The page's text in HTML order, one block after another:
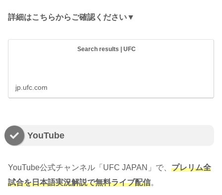
詳細はこちらからご確認ください▼
Search results | UFC
jp.ufc.com
YouTube
YouTube公式チャンネル「UFC JAPAN」で、 プレリム全
試合を日本語実況解説で無料ライブ配信。